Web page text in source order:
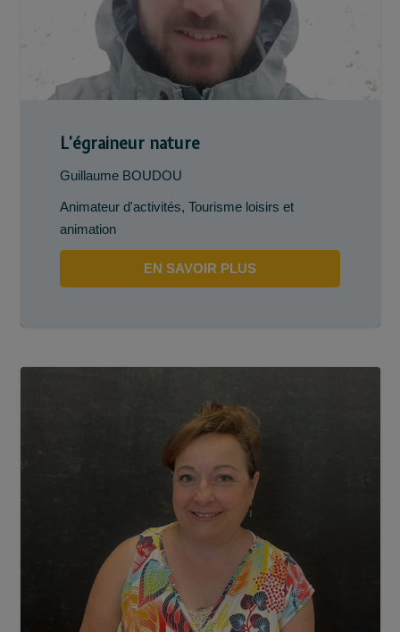
L’égraineur nature
Guillaume BOUDOU
Animateur d'activités, Tourisme loisirs et
animation
EN SAVOIR PLUS